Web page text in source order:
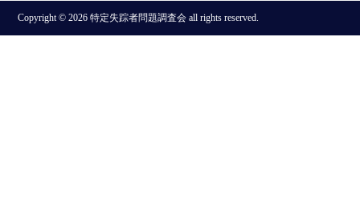
Copyright © 2026 特定失踪者問題調査会 all rights reserved.